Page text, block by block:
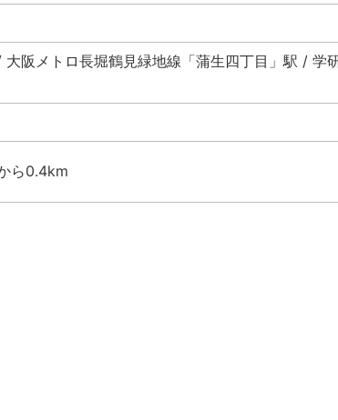
阪メトロ長堀鶴見緑地線「蒲生四丁目」駅 / 学
ら0.4km